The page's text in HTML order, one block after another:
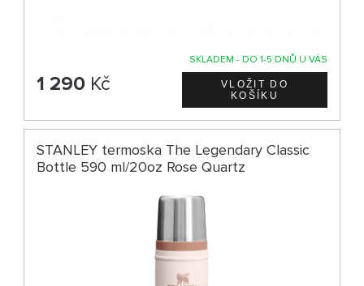
SKLADEM - DO 1-5 DNŮ U VÁS
1 290 Kč
STANLEY termoska The Legendary Classic
Bottle 590 ml/20oz Rose Quartz